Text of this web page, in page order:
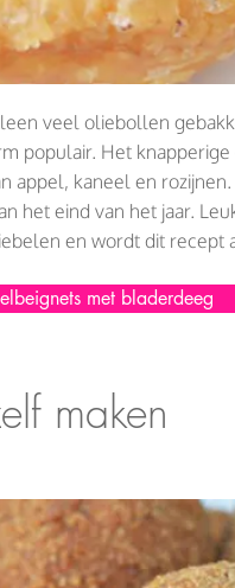
veel oliebollen
populair. Het
appel, kaneel en
het eind van het jaar.
en wordt dit recept
met bladerdeeg
maken